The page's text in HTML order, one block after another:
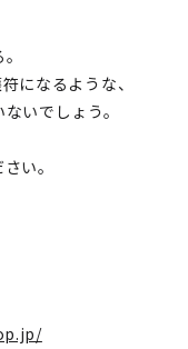
になるような、
いでしょう。
い。